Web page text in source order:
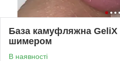
База камуфляжна GeliX
шимером
В наявності